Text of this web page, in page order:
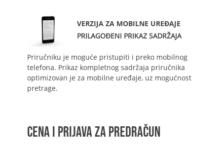
VERZIJA ZA MOBILNE UREĐAJE
PRILAGOĐENI PRIKAZ SADRŽAJA
Priručniku je moguće pristupiti i preko mobilnog
telefona. Prikaz kompletnog sadržaja priručnika
optimizovan je za mobilne uređaje, uz mogućnost
pretrage.
CENA I PRIJAVA ZA PREDRAČUN